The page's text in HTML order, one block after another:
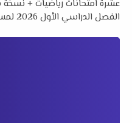
عشرة امتحانات رياضيات + نسخة
الفصل الدراسي الأول 2026 لمستر عيون عبدالله